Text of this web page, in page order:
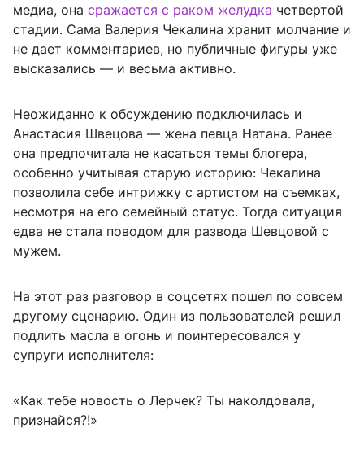
медиа, она сражается с раком желудка четвертой
стадии. Сама Валерия Чекалина хранит молчание и
не дает комментариев, но публичные фигуры уже
высказались — и весьма активно.
Неожиданно к обсуждению подключилась и
Анастасия Швецова — жена певца Натана. Ранее
она предпочитала не касаться темы блогера,
особенно учитывая старую историю: Чекалина
позволила себе интрижку с артистом на съемках,
несмотря на его семейный статус. Тогда ситуация
едва не стала поводом для развода Шевцовой с
мужем.
На этот раз разговор в соцсетях пошел по совсем
другому сценарию. Один из пользователей решил
подлить масла в огонь и поинтересовался у
супруги исполнителя:
«Как тебе новость о Лерчек? Ты наколдовала,
признайся?!»